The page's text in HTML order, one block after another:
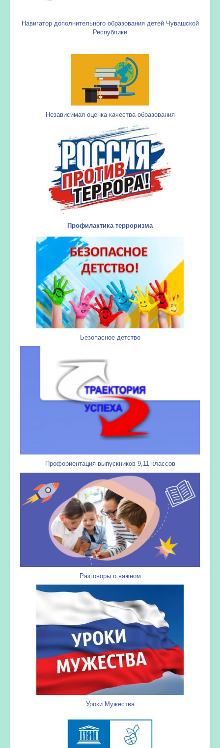
Навигатор дополнительного образования детей Чувашской
Республики
Независимая оценка качества образования
Профилактика терроризма
Безопасное детство
Профориентация выпускников 9,11 классов
Разговоры о важном
Уроки Мужества